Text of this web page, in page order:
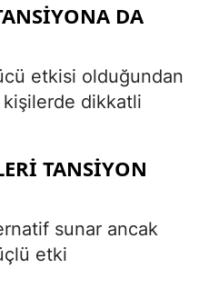
DA
etkisi olduğundan
dikkatli
TANSIYON
sunar ancak
etki